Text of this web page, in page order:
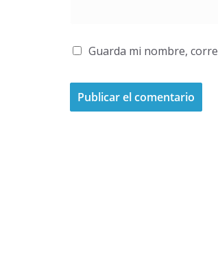
Guarda mi nombre,